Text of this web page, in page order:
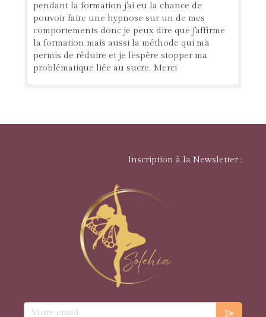
pendant la formation j'ai eu la chance de
pouvoir faire une hypnose sur un de mes
comportements donc je peux dire que j'affirme
la formation mais aussi la méthode qui m'a
permis de réduire et je l'espère stopper ma
problématique liée au sucre. Merci
Inscription à la Newsletter :
Votre email